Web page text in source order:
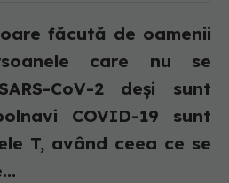
făcută de oamenii
care nu se
CoV-2 deși sunt
COVID-19 sunt
T, având ceea ce se